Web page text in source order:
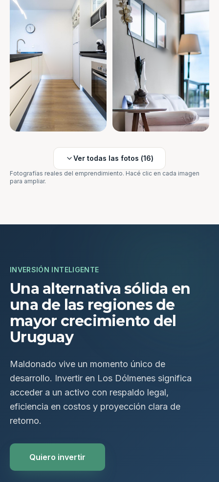
Ver todas las fotos (16)
Fotografías reales del emprendimiento. Hacé clic en cada imagen
para ampliar.
INVERSIÓN INTELIGENTE
Una alternativa sólida en
una de las regiones de
mayor crecimiento del
Uruguay
Maldonado vive un momento único de
desarrollo. Invertir en Los Dólmenes significa
acceder a un activo con respaldo legal,
eficiencia en costos y proyección clara de
retorno.
Quiero invertir